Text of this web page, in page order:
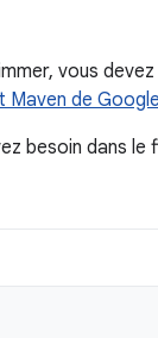
vous
Maven de Google
besoin dans le